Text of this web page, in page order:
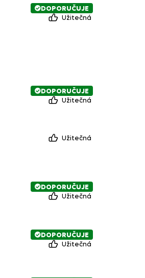
DOPORUČUJE
Užitečná
DOPORUČUJE
Užitečná
Užitečná
DOPORUČUJE
Užitečná
DOPORUČUJE
Užitečná